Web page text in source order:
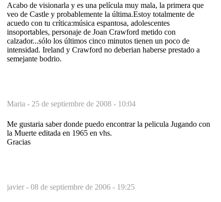
Acabo de visionarla y es una película muy mala, la primera que
veo de Castle y probablemente la última.Estoy totalmente de
acuedo con tu crítica:música espantosa, adolescentes
insoportables, personaje de Joan Crawford metido con
calzador...sólo los últimos cinco minutos tienen un poco de
intensidad. Ireland y Crawford no deberian haberse prestado a
semejante bodrio.
Maria - 25 de septiembre de 2008 - 10:04
Me gustaria saber donde puedo encontrar la pelicula Jugando con
la Muerte editada en 1965 en vhs.
Gracias
javier - 08 de septiembre de 2006 - 19:25